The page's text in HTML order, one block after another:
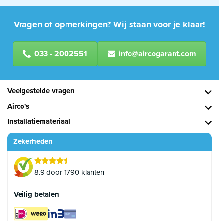
Vragen of opmerkingen? Wij staan voor je klaar!
033 - 2002551 info@aircogarant.com
Veelgestelde vragen
Airco's
Installatiemateriaal
Zekerheden
8.9 door 1790 klanten
Veilig betalen